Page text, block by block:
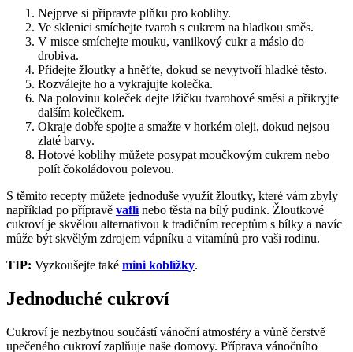
Nejprve si připravte plňku pro koblihy.
Ve sklenici smíchejte tvaroh s cukrem na hladkou směs.
V misce smíchejte mouku, vanilkový cukr a máslo do
drobiva.
Přidejte žloutky a hněťte, dokud se nevytvoří hladké těsto.
Rozválejte ho a vykrajujte kolečka.
Na polovinu koleček dejte lžičku tvarohové směsi a přikryjte
dalším kolečkem.
Okraje dobře spojte a smažte v horkém oleji, dokud nejsou
zlaté barvy.
Hotové koblihy můžete posypat moučkovým cukrem nebo
polít čokoládovou polevou.
S těmito recepty můžete jednoduše využít žloutky, které vám zbyly
například po přípravě vaflínebo těsta na bílý pudink. Žloutkové
cukroví je skvělou alternativou k tradičním receptům s bílky a navíc
může být skvělým zdrojem vápníku a vitamínů pro vaši rodinu.
TIP: Vyzkoušejte také mini koblížky.
Jednoduché cukroví
Cukroví je nezbytnou součástí vánoční atmosféry a vůně čerstvě
upečeného cukroví zaplňuje naše domovy. Příprava vánočního